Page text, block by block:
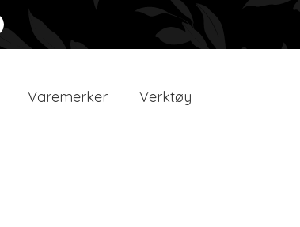
Varemerker Verktøy